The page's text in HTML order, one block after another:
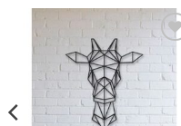
Add to
wishlist